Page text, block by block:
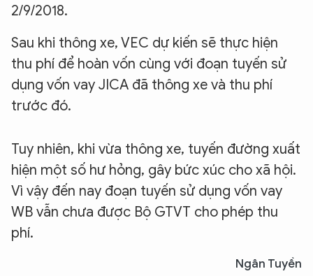
2/9/2018.
Sau khi thông xe, VEC dự kiến sẽ thực hiện
thu phí để hoàn vốn cùng với đoạn tuyến sử
dụng vốn vay JICA đã thông xe và thu phí
trước đó.
Tuy nhiên, khi vừa thông xe, tuyến đường xuất
hiện một số hư hỏng, gây bức xúc cho xã hội.
Vì vậy đến nay đoạn tuyến sử dụng vốn vay
WB vẫn chưa được Bộ GTVT cho phép thu
phí.
Ngân Tuyền